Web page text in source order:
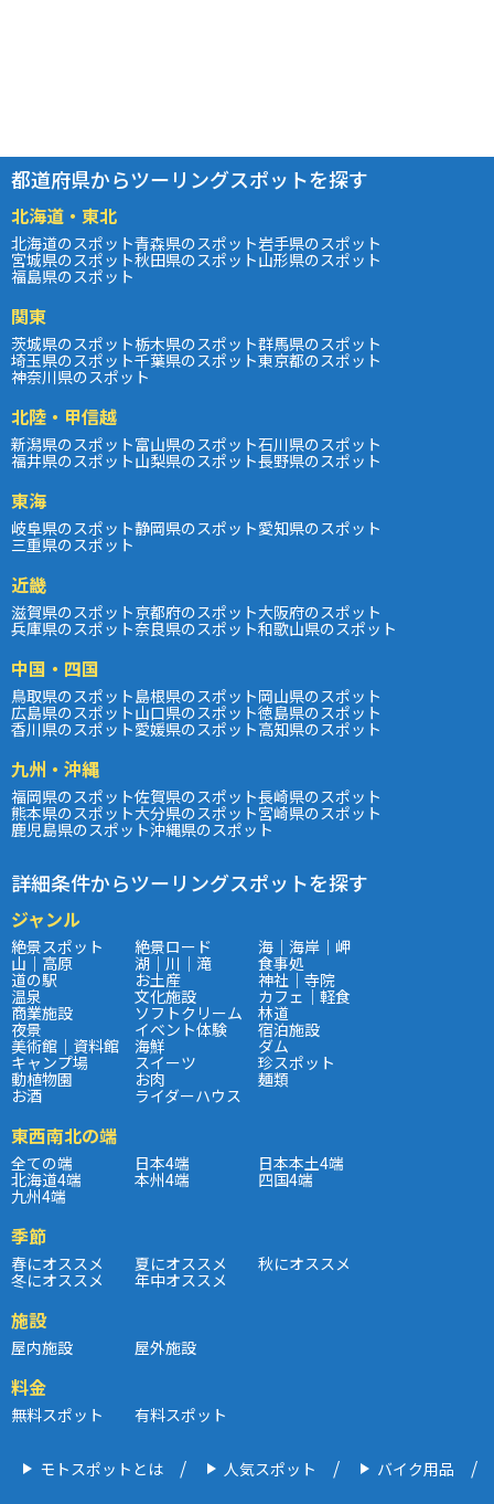
都道府県からツーリングスポットを探す
北海道・東北
北海道のスポット青森県のスポット岩手県のスポット
宮城県のスポット秋田県のスポット山形県のスポット
福島県のスポット
関東
茨城県のスポット栃木県のスポット群馬県のスポット
埼玉県のスポット千葉県のスポット東京都のスポット
神奈川県のスポット
北陸・甲信越
新潟県のスポット富山県のスポット石川県のスポット
福井県のスポット山梨県のスポット長野県のスポット
東海
岐阜県のスポット静岡県のスポット愛知県のスポット
三重県のスポット
近畿
滋賀県のスポット京都府のスポット大阪府のスポット
兵庫県のスポット奈良県のスポット和歌山県のスポット
中国・四国
鳥取県のスポット島根県のスポット岡山県のスポット
広島県のスポット山口県のスポット徳島県のスポット
香川県のスポット愛媛県のスポット高知県のスポット
九州・沖縄
福岡県のスポット佐賀県のスポット長崎県のスポット
熊本県のスポット大分県のスポット宮崎県のスポット
鹿児島県のスポット沖縄県のスポット
詳細条件からツーリングスポットを探す
ジャンル
絶景スポット 絶景ロード 海｜海岸｜岬
山｜高原 湖｜川｜滝 食事処
道の駅 お土産 神社｜寺院
温泉 文化施設 カフェ｜軽食
商業施設 ソフトクリーム 林道
夜景 イベント体験 宿泊施設
美術館｜資料館 海鮮 ダム
キャンプ場 スイーツ 珍スポット
動植物園 お肉 麺類
お酒 ライダーハウス
東西南北の端
全ての端 日本4端 日本本土4端
北海道4端 本州4端 四国4端
九州4端
季節
春にオススメ 夏にオススメ 秋にオススメ
冬にオススメ 年中オススメ
施設
屋内施設 屋外施設
料金
無料スポット 有料スポット
モトスポットとは 人気スポット バイク用品